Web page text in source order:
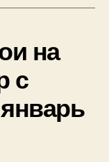
с
на
март
на
с